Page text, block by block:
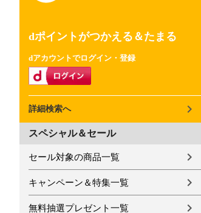
dポイントがつかえる＆たまる
dアカウントでログイン・登録
詳細検索へ
スペシャル＆セール
セール対象の商品一覧
キャンペーン＆特集一覧
無料抽選プレゼント一覧